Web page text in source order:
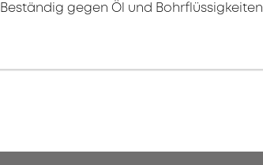
gegen Öl und Bohrflüssigkeiten